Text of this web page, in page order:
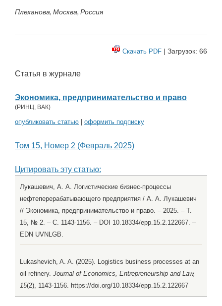
Плеханова, Москва, Россия
Скачать PDF | Загрузок: 66
Статья в журнале
Экономика, предпринимательство и право
(РИНЦ, ВАК)
опубликовать статью оформить подписку
Том 15, Номер 2 (Февраль 2025)
Цитировать эту статью:
Лукашевич, А. А. Логистические бизнес-процессы
нефтеперерабатывающего предприятия / А. А. Лукашевич
// Экономика, предпринимательство и право. – 2025. – Т.
15, № 2. – С. 1143-1156. – DOI 10.18334/epp.15.2.122667. –
EDN UVNLGB.
Lukashevich, A. A. (2025). Logistics business processes at an
oil refinery. Journal of Economics, Entrepreneurship and Law,
15(2), 1143-1156. https://doi.org/10.18334/epp.15.2.122667